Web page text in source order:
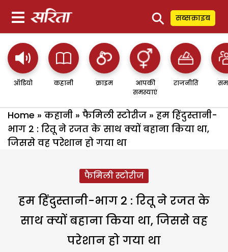
⚲ सब्सक्राइब
ऑडियो कहानी क्राइम
आपकी
समस्याएं
राजनीति
Home » कहानी » फैमिली स्टोरीज » हम हिंदुस्तानी-
भाग 2 : रितू ने रजत के साथ क्यों बहाना किया था,
जिससे वह परेशान हो गया था
फैमिली स्टोरीज
हम हिंदुस्तानी-भाग 2 : रितू ने रजत के
साथ क्यों बहाना किया था, जिससे वह
परेशान हो गया था